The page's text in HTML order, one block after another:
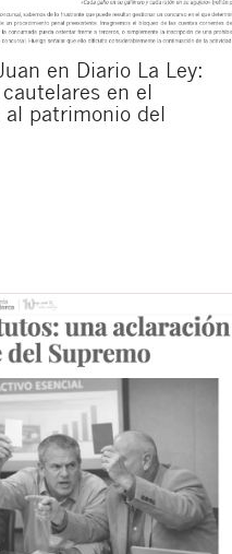
en Diario La Ley:
en el
patrimonio del